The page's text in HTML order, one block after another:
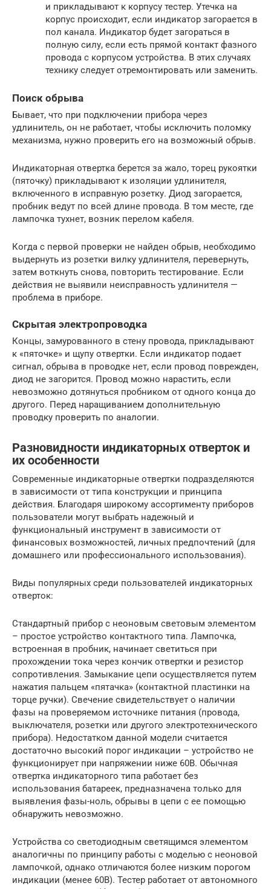
и прикладывают к корпусу тестер. Утечка на
корпус происходит, если индикатор загорается в
пол канала. Индикатор будет загораться в
полную силу, если есть прямой контакт фазного
провода с корпусом устройства. В этих случаях
технику следует отремонтировать или заменить.
Поиск обрыва
Бывает, что при подключении прибора через
удлинитель, он не работает, чтобы исключить поломку
механизма, нужно проверить его на возможный обрыв.
Индикаторная отвертка берется за жало, торец рукоятки
(пяточку) прикладывают к изоляции удлинителя,
включенного в исправную розетку. Диод загорается,
пробник ведут по всей длине провода. В том месте, где
лампочка тухнет, возник перелом кабеля.
Когда с первой проверки не найден обрыв, необходимо
выдернуть из розетки вилку удлинителя, перевернуть,
затем воткнуть снова, повторить тестирование. Если
действия не выявили неисправность удлинителя —
проблема в приборе.
Скрытая электропроводка
Концы, замурованного в стену провода, прикладывают
к «пяточке» и щупу отвертки. Если индикатор подает
сигнал, обрыва в проводке нет, если провод поврежден,
диод не загорится. Провод можно нарастить, если
невозможно дотянуться пробником от одного конца до
другого. Перед наращиванием дополнительную
проводку проверить по аналогии.
Разновидности индикаторных отверток и
их особенности
Современные индикаторные отвертки подразделяются
в зависимости от типа конструкции и принципа
действия. Благодаря широкому ассортименту приборов
пользователи могут выбрать надежный и
функциональный инструмент в зависимости от
финансовых возможностей, личных предпочтений (для
домашнего или профессионального использования).
Виды популярных среди пользователей индикаторных
отверток:
Стандартный прибор с неоновым световым элементом
– простое устройство контактного типа. Лампочка,
встроенная в пробник, начинает светиться при
прохождении тока через кончик отвертки и резистор
сопротивления. Замыкание цепи осуществляется путем
нажатия пальцем «пятачка» (контактной пластинки на
торце ручки). Свечение свидетельствует о наличии
фазы на проверяемом источнике питания (провода,
выключателя, розетки или другого электротехнического
прибора). Недостатком данной модели считается
достаточно высокий порог индикации – устройство не
функционирует при напряжении ниже 60В. Обычная
отвертка индикаторного типа работает без
использования батареек, предназначена только для
выявления фазы-ноль, обрывы в цепи с ее помощью
обнаружить невозможно.
Устройства со светодиодным светящимся элементом
аналогичны по принципу работы с моделью с неоновой
лампочкой, однако отличаются более низким порогом
индикации (менее 60B). Тестер работает от автономного